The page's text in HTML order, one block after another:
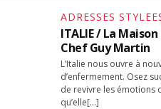
ADRESSES
ITALIE / La
Chef Guy Martin
L’Italie nous ouvre à
d’enfermement. Osez
de revivre les émotions
qu’elle[…]